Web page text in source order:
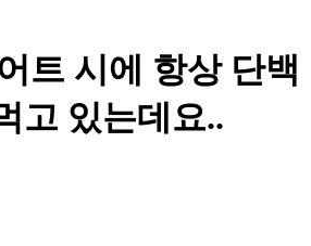
트 시에 항상 단백
고 있는데요..